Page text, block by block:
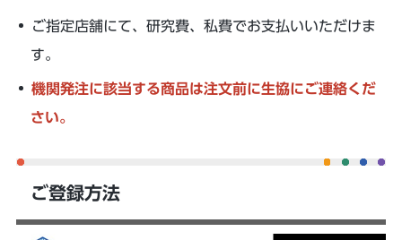
ご指定店舗にて、研究費、私費でお支払いいただけま
す。
機関発注に該当する商品は注文前に生協にご連絡くだ
さい。
ご登録方法